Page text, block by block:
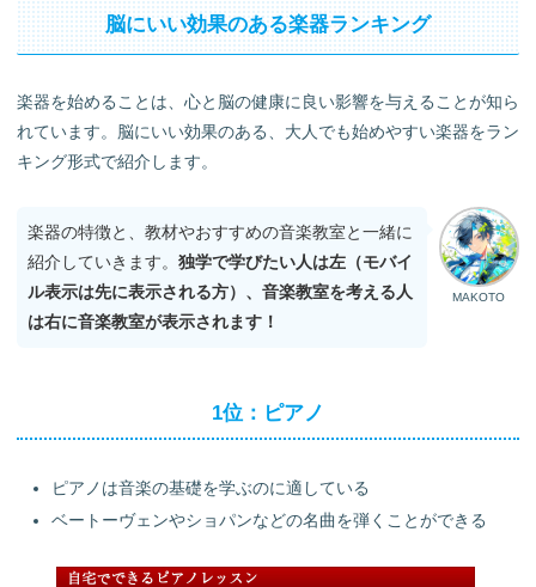
脳にいい効果のある楽器ランキング
楽器を始めることは、心と脳の健康に良い影響を与えることが知ら
れています。脳にいい効果のある、大人でも始めやすい楽器をラン
キング形式で紹介します。
MAKOTO
楽器の特徴と、教材やおすすめの音楽教室と一緒に
紹介していきます。 独学で学びたい人は左（モバイ
ル表示は先に表示される方）、音楽教室を考える人
は右に音楽教室が表示されます！
1位：ピアノ
ピアノは音楽の基礎を学ぶのに適している
ベートーヴェンやショパンなどの名曲を弾くことができる